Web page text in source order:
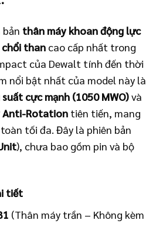
bản thân máy khoan động lực
chổi than cao cấp nhất trong
của Dewalt tính đến thời
nổi bật nhất của model này là
cực mạnh (1050 MWO)và
Anti-Rotation tiên tiến, mang
tối đa. Đây là phiên bản
), chưa bao gồm pin và bộ
tiết
(Thân máy trần – Không kèm